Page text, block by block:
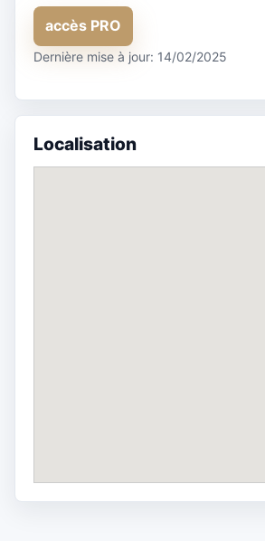
accès PRO
Dernière mise à jour: 14/02/2025
Localisation